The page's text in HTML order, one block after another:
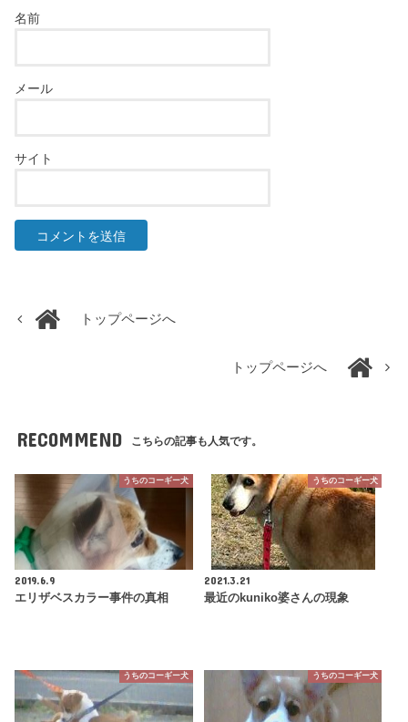
名前
メール
サイト
トップページへ
トップページへ
RECOMMEND こちらの記事も人気です。
うちのコーギー犬
2019.6.9
エリザベスカラー事件の真相
うちのコーギー犬
2021.3.21
最近のkuniko婆さんの現象
うちのコーギー犬 うちのコーギー犬